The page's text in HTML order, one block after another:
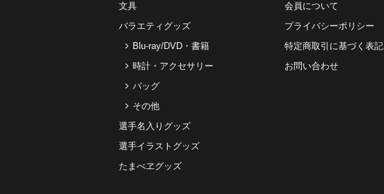
文具
バラエティグッズ
Blu-ray/DVD・書籍
時計・アクセサリー
バッグ
その他
選手名入りグッズ
選手イラストグッズ
たまべヱグッズ
会員について
プライバシーポリシー
特定商取引に基づく表記
お問い合わせ